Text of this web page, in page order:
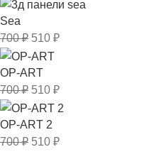
Sea
700₽ 510 ₽
OP-ART
700₽ 510 ₽
OP-ART 2
700₽ 510 ₽